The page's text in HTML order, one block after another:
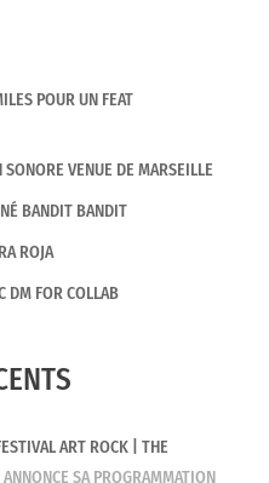
POUR UN FEAT
VENUE DE MARSEILLE
BANDIT BANDIT
ROJA
DM FOR COLLAB
ART ROCK | THE
SA PROGRAMMATION